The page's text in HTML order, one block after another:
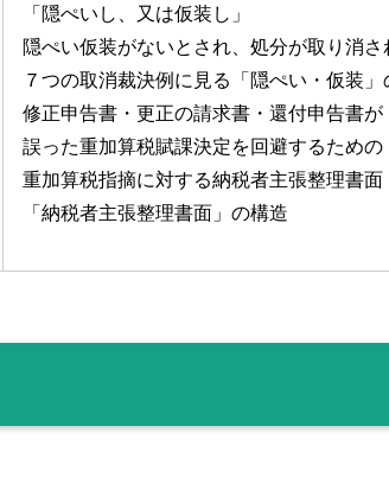
「隠ぺいし、又は仮装し」
隠ぺい仮装がないとされ、処分が取り消さ
７つの取消裁決例に見る「隠ぺい・仮装」
修正申告書・更正の請求書・還付申告書
誤った重加算税賦課決定を回避するための
重加算税指摘に対する納税者主張整理書面
「納税者主張整理書面」の構造